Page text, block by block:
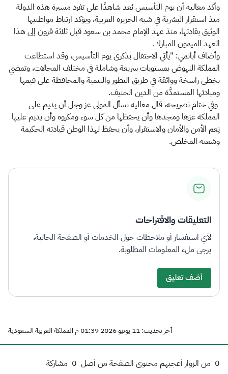
وأكد معاليه أن يوم التأسيس يُعد شاهدًا على تفرد مسيرة هذه الدولة
منذ استقرار البشرية في شبه الجزيرة العربية، ويؤكد ارتباط مواطنيها
الوثيق بقادتها، منذ عهد الإمام محمد بن سعود قبل ثلاثة قرون إلى هذا
العهد الميمون المبارك.
وأضاف أبانمي: "يأتي الاحتفال بذكرى يوم التأسيس، وقد استطاعت
المملكة النهوض بمستويات سريعة وشاملة في مختلف المجالات، وتمضي
بخطى راسخة وواثقة في طريق التطور والتنمية والمحافظة على قيمها
ومبادئها المستمدَّة من الدين الحنيف.
وفي ختام تصريحه، قال معاليه نسأل المولى عز وجل أن يديم على
المملكة عزها ومجدها وأن يحفظها من كل سوء ومكروه وأن يديم عليها
نِعم الأمن والأمان والاستقرار، وأن يحفظ لهذا الوطن قيادته الحكيمة
وشعبه المخلص.
التعليقات والاقتراحات
لأي استفسار أو ملاحظات حول الخدمات أو الصفحة الحالية،
يرجى ملء المعلومات المطلوبة.
أضف تعليق
آخر تحديث: 11 يونيو 2026 01:39 م المملكة العربية السعودية
0 من الزوار أعجبهم محتوى الصفحة من أصل 0 مشاركة